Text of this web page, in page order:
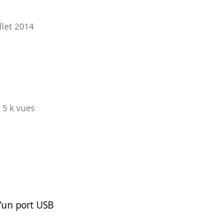
2014
5 k vues
port USB